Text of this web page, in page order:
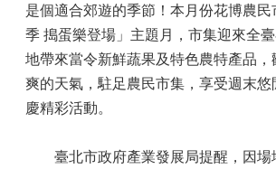
是個適合郊遊的季節！本月份花博農民
季 搗蛋樂登場」主題月，市集迎來全
地帶來當令新鮮蔬果及特色農特產品
爽的天氣，駐足農民市集，享受週末悠
慶精彩活動。
臺北市政府產業發展局提醒，因場